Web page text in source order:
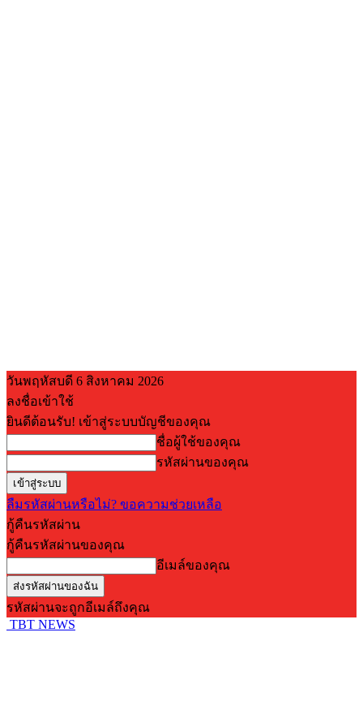
วันพฤหัสบดี 6 สิงหาคม 2026
ลงชื่อเข้าใช้
ยินดีต้อนรับ! เข้าสู่ระบบบัญชีของคุณ
ชื่อผู้ใช้ของคุณ
รหัสผ่านของคุณ
ลืมรหัสผ่านหรือไม่? ขอความช่วยเหลือ
กู้คืนรหัสผ่าน
กู้คืนรหัสผ่านของคุณ
อีเมล์ของคุณ
รหัสผ่านจะถูกอีเมล์ถึงคุณ
TBT NEWS